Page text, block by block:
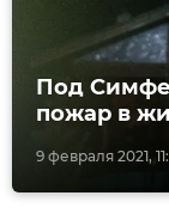
9 февраля 2021,
Под
пожар в